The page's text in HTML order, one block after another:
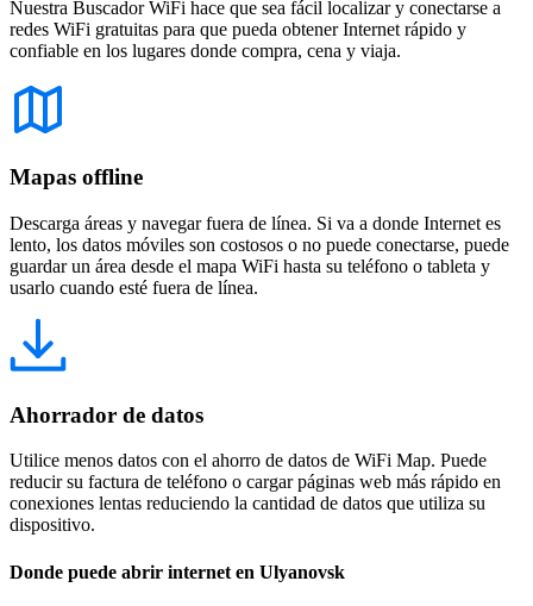
Nuestra Buscador WiFi hace que sea fácil localizar y conectarse a
redes WiFi gratuitas para que pueda obtener Internet rápido y
confiable en los lugares donde compra, cena y viaja.
Mapas offline
Descarga áreas y navegar fuera de línea. Si va a donde Internet es
lento, los datos móviles son costosos o no puede conectarse, puede
guardar un área desde el mapa WiFi hasta su teléfono o tableta y
usarlo cuando esté fuera de línea.
Ahorrador de datos
Utilice menos datos con el ahorro de datos de WiFi Map. Puede
reducir su factura de teléfono o cargar páginas web más rápido en
conexiones lentas reduciendo la cantidad de datos que utiliza su
dispositivo.
Donde puede abrir internet en Ulyanovsk